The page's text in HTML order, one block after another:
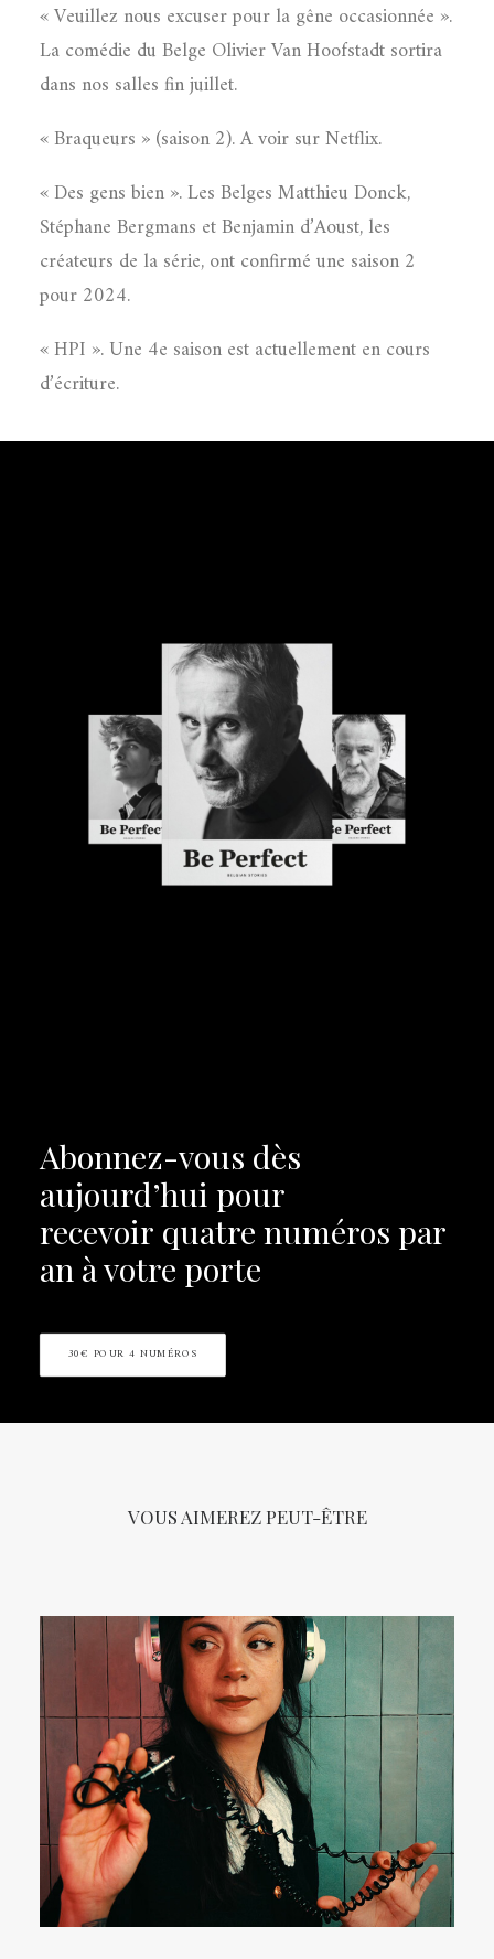
« Veuillez nous excuser pour la gêne occasionnée ».
La comédie du Belge Olivier Van Hoofstadt sortira
dans nos salles fin juillet.
« Braqueurs » (saison 2). A voir sur Netflix.
« Des gens bien ». Les Belges Matthieu Donck,
Stéphane Bergmans et Benjamin d’Aoust, les
créateurs de la série, ont confirmé une saison 2
pour 2024.
« HPI ». Une 4e saison est actuellement en cours
d’écriture.
Abonnez-vous dès
aujourd’hui pour
recevoir quatre numéros par
an à votre porte
30€ POUR 4 NUMÉROS
VOUS AIMEREZ PEUT-ÊTRE